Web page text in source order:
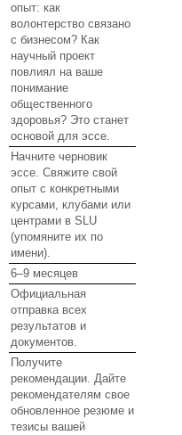
опыт: как
волонтерство связано
с бизнесом? Как
научный проект
повлиял на ваше
понимание
общественного
здоровья? Это станет
основой для эссе.
Начните черновик
эссе. Свяжите свой
опыт с конкретными
курсами, клубами или
центрами в SLU
(упомяните их по
имени).
6–9 месяцев
Официальная
отправка всех
результатов и
документов.
Получите
рекомендации. Дайте
рекомендателям свое
обновленное резюме и
тезисы вашей